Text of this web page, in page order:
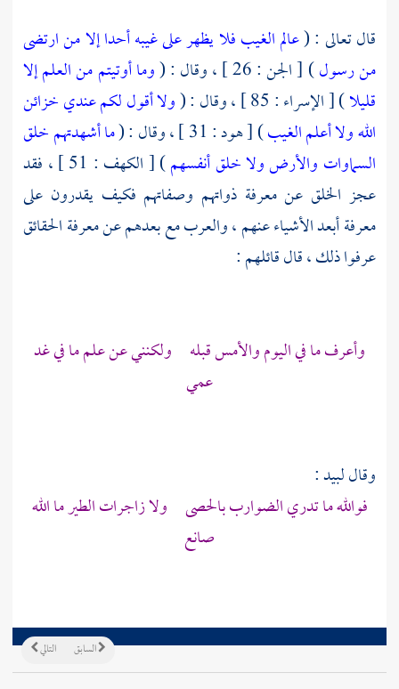
قال تعالى : (عالم الغيب فلا يظهر على غيبه أحداإلا من ارتضى
من رسول) [ الجن : 26 ] ، وقال : (
وما أوتيتم من العلم إلا
قليلا) [ الإسراء : 85 ] ، وقال : (
ولا أقول لكم عندي خزائن
الله ولا أعلم الغيب) [ هود : 31 ] ، وقال : (
ما أشهدتهم خلق
السماوات والأرض ولا خلق أنفسهم
) [ الكهف : 51 ] ، فقد
عجز الخلق عن معرفة ذواتهم وصفاتهم فكيف يقدرون على
معرفة أبعد الأشياء عنهم ، والعرب مع بعدهم عن معرفة الحقائق
عرفوا ذلك ، قال قائلهم :
وأعرف ما في اليوم والأمس قبله ولكنني عن علم ما في غد
عمي
وقاللبيد:
فوالله ما تدري الضوارب بالحصى ولا زاجرات الطير ما الله
صانع
التالي السابق